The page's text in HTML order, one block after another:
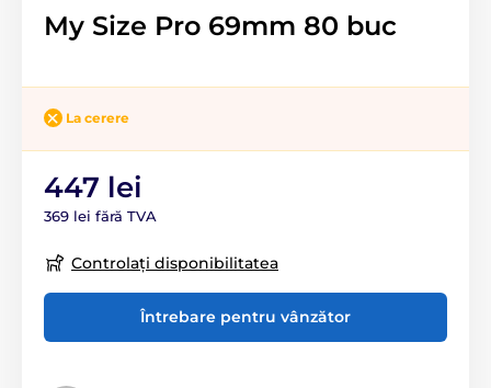
My Size Pro 69mm 80 buc
La cerere
447 lei
369 lei fără TVA
Controlați disponibilitatea
Întrebare pentru vânzător